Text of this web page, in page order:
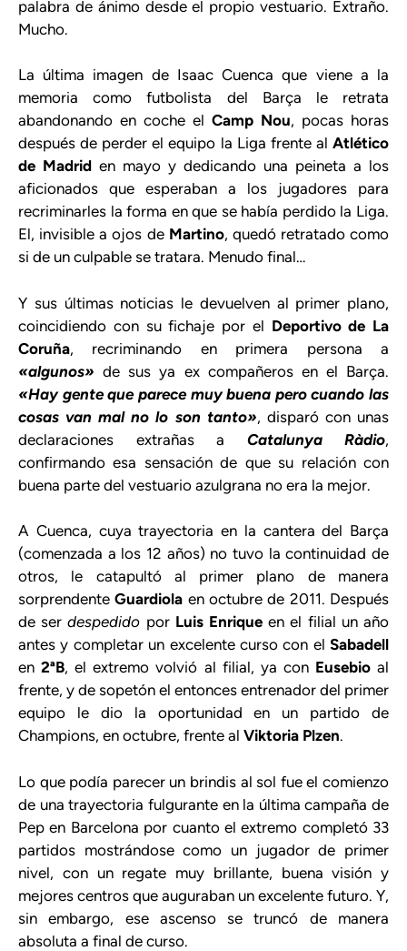
palabra de ánimo desde el propio vestuario. Extraño.
Mucho.
La última imagen de Isaac Cuenca que viene a la
memoria como futbolista del Barça le retrata
abandonando en coche el Camp Nou, pocas horas
después de perder el equipo la Liga frente al Atlético
de Madrid en mayo y dedicando una peineta a los
aficionados que esperaban a los jugadores para
recriminarles la forma en que se había perdido la Liga.
El, invisible a ojos de Martino, quedó retratado como
si de un culpable se tratara. Menudo final…
Y sus últimas noticias le devuelven al primer plano,
coincidiendo con su fichaje por el Deportivo de La
Coruña, recriminando en primera persona a
«algunos» de sus ya ex compañeros en el Barça.
«Hay gente que parece muy buena pero cuando las
cosas van mal no lo son tanto», disparó con unas
declaraciones extrañas a Catalunya Ràdio,
confirmando esa sensación de que su relación con
buena parte del vestuario azulgrana no era la mejor.
A Cuenca, cuya trayectoria en la cantera del Barça
(comenzada a los 12 años) no tuvo la continuidad de
otros, le catapultó al primer plano de manera
sorprendenteGuardiola en octubre de 2011. Después
de serdespedido por Luis Enrique en el filial un año
antes y completar un excelente curso con el Sabadell
en2ªB, el extremo volvió al filial, ya con Eusebioal
frente, y de sopetón el entonces entrenador del primer
equipo le dio la oportunidad en un partido de
Champions, en octubre, frente al Viktoria Plzen.
Lo que podía parecer un brindis al sol fue el comienzo
de una trayectoria fulgurante en la última campaña de
Pep en Barcelona por cuanto el extremo completó 33
partidos mostrándose como un jugador de primer
nivel, con un regate muy brillante, buena visión y
mejores centros que auguraban un excelente futuro. Y,
sin embargo, ese ascenso se truncó de manera
absoluta a final de curso.